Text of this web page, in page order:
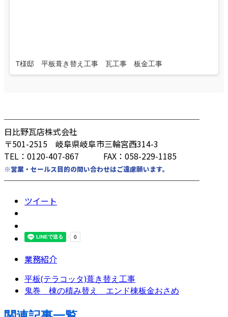
T様邸 平板葺き替え工事 瓦工事 板金工事
────────────────────────
日比野瓦店株式会社
〒501-2515 岐阜県岐阜市三輪宮西314-3
TEL：0120-407-867 FAX：058-229-1185
※営業・セールス目的の問い合わせはご遠慮願います。
────────────────────────
ツイート
業務紹介
平板(テラコッタ)葺き替え工事
鬼巻 棟の積み替え エンド棟板金おさめ